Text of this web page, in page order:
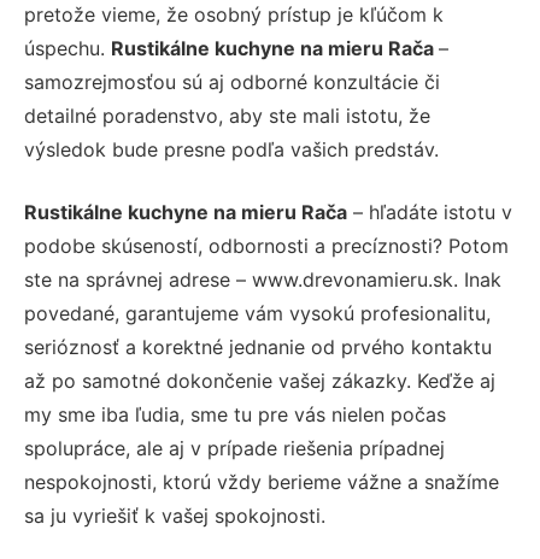
pretože vieme, že osobný prístup je kľúčom k
úspechu. Rustikálne kuchyne na mieru Rača –
samozrejmosťou sú aj odborné konzultácie či
detailné poradenstvo, aby ste mali istotu, že
výsledok bude presne podľa vašich predstáv.
Rustikálne kuchyne na mieru Rača – hľadáte istotu v
podobe skúseností, odbornosti a precíznosti? Potom
ste na správnej adrese – www.drevonamieru.sk. Inak
povedané, garantujeme vám vysokú profesionalitu,
serióznosť a korektné jednanie od prvého kontaktu
až po samotné dokončenie vašej zákazky. Keďže aj
my sme iba ľudia, sme tu pre vás nielen počas
spolupráce, ale aj v prípade riešenia prípadnej
nespokojnosti, ktorú vždy berieme vážne a snažíme
sa ju vyriešiť k vašej spokojnosti.